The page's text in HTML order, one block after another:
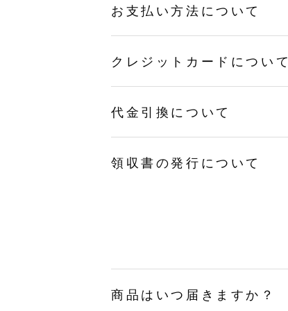
お支払い方法について
クレジットカードについて
代金引換について
領収書の発行について
商品はいつ届きますか？